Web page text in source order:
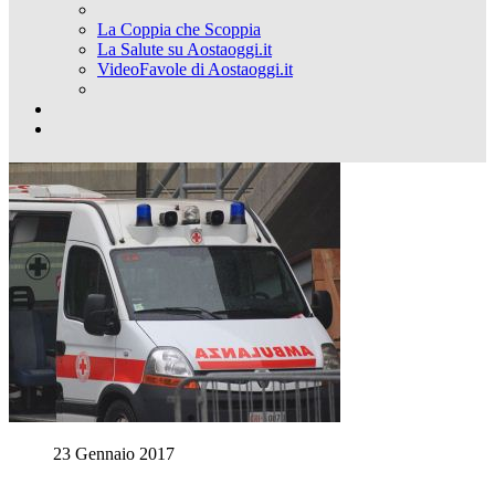
La Coppia che Scoppia
La Salute su Aostaoggi.it
VideoFavole di Aostaoggi.it
23 Gennaio 2017